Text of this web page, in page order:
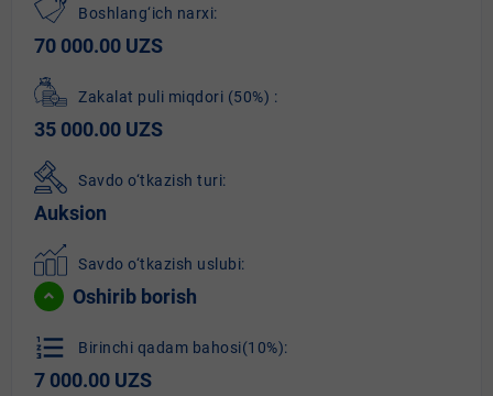
Boshlang‘ich narxi:
70 000.00 UZS
Zakalat puli miqdori (50%) :
35 000.00 UZS
Savdo o‘tkazish turi:
Auksion
Savdo o‘tkazish uslubi:
Oshirib borish
format_list_numbered Birinchi qadam bahosi(10%):
7 000.00 UZS